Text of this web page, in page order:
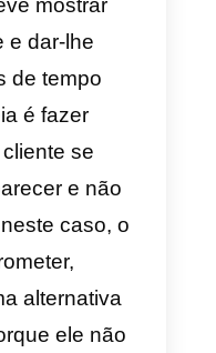
razões pelas
não assistem à
porque acham
só está
vender para elas.
acredita